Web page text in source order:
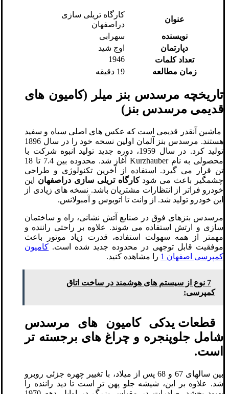
عنوان
کارگاه تریلی سازی
دراصفهان
نویسنده
سهرابی
دپارتمان
اوج شید
تعداد کلمات
1946
زمان مطالعه
19 دقیقه
تاریخچه مرسدس بنز میلر (کامیون های
قدیمی مرسدس بنز)
ماشین آنقدر قدیمی است که عکس های اصلی سیاه و سفید
هستند. مرسدس بنز آلمان اولین نسخه خود را در سال 1896
تولید کرد. در سال 1959، دوره جدید تولید انبوه شرکت با
محصولی به نام Kurzhauber آغاز شد. محدوده بین 7.4 تا 18
تن قرار می گیرد. استفاده از آخرین تکنولوژی و طراحی
چشمگیر باعث می شودکارگاه تریلی سازی دراصفهان این
خودرو فراتر از انتظارات مشتریان باشد. نسخه های زیادی از
این خودرو تولید شد. از وانت تا اتوبوس و آمبولانس.
مرسدس بنزهای فوق در صنایع آتش نشانی، راه و ساختمان
سازی و ارتش استفاده می شوند. علاوه بر راحتی راننده و
مهمتر از همه سهولت استفاده، قدرت زیاد موتور باعث
موفقیت قابل توجهی در محدوده جدید شده است. کامیون
کمپرسی اصفهان 1
را مشاهده کنید.
7 نوع از سیستم های هوشمند در ساخت اتاق
کمپرسی:
قطعات یدکی کامیون های مرسدس
شامل جلوپنجره و چراغ های برجسته تر
است.
بین سالهای 67 و 68 پس از میلاد، با تغییر چهره جزئی روبرو
شد. علاوه بر این، شیشه جلو پهن تر است تا دید راننده را